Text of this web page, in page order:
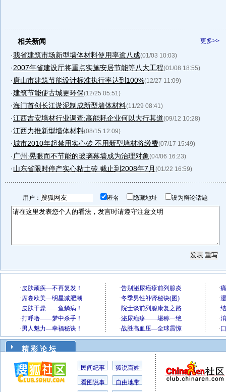
更多>>
相关新闻
·我省建筑市场新型墙体材料使用率逾八成(01/03 10:03)
·2007年省建设厅将重点实施安居节能等八大工程(01/08 18:55)
· 唐山市建筑节能设计标准执行率达到100%(12/27 11:09)
·建筑节能使古城更环保(12/25 05:51)
·海门首创长江淤泥制成新型墙体材料(11/29 08:41)
·江西吉安墙材行业调查:高能耗企业何以大行其道(09/12 10:28)
·江西力推新型墙体材料(08/15 12:09)
·城市2010年起禁用实心砖 不用新型墙材将缴费(07/17 15:49)
· 广州:晃眼而不节能的玻璃幕墙成为治理对象(04/06 16:23)
·山东省限时停产实心粘土砖 截止到2008年7月 (01/22 16:59)
用户： 匿名 隐藏地址 设为辩论话题
精 彩 论 坛
民间纪事 狐说百姓
看图说事 自由地带